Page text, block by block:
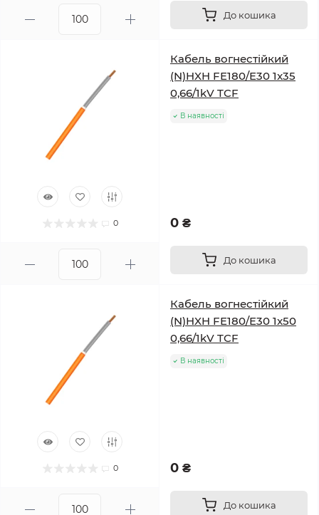
До кошика
0
Кабель вогнестійкий
(N)HXH FE180/E30 1x35
0,66/1kV TCF
В наявності
0 ₴
До кошика
0
Кабель вогнестійкий
(N)HXH FE180/E30 1x50
0,66/1kV TCF
В наявності
0 ₴
До кошика